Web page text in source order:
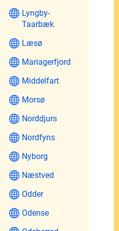
Lyngby-
Taarbæk
Læsø
Mariagerfjord
Middelfart
Morsø
Norddjurs
Nordfyns
Nyborg
Næstved
Odder
Odense